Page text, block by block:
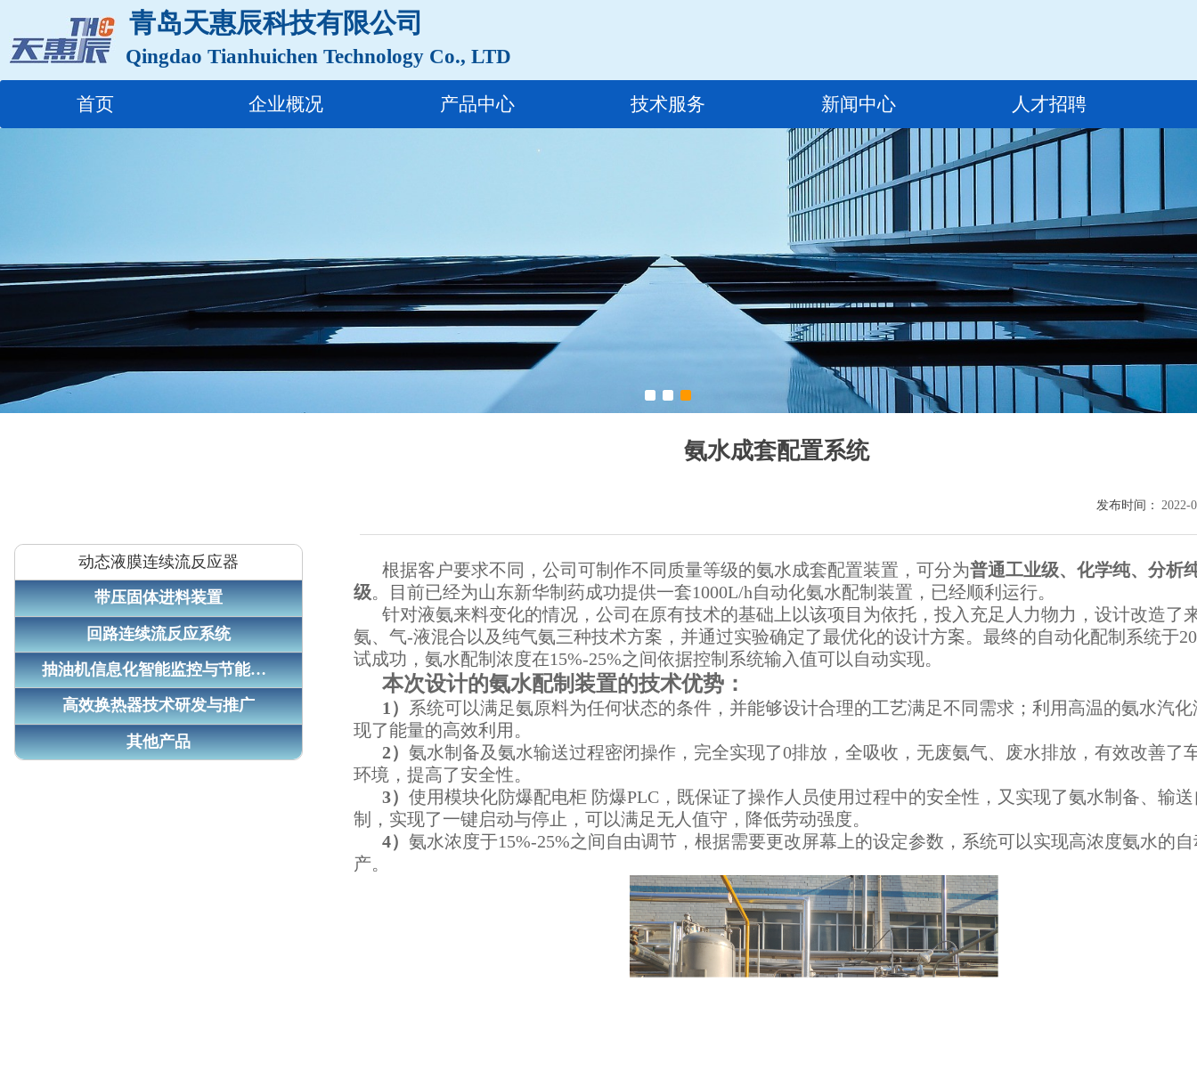
青岛天惠辰科技有限公司
Qingdao Tianhuichen Technology Co., LTD
首页 企业概况 产品中心 技术服务 新闻中心 人才招聘
氨水成套配置系统
发布时间： 2022-
动态液膜连续流反应器
带压固体进料装置
回路连续流反应系统
抽油机信息化智能监控与节能系统
高效换热器技术研发与推广
其他产品
根据客户要求不同，公司可制作不同质量等级的氨水成套配置装置，可分为普通工业级、化学纯、分析
级。目前已经为山东新华制药成功提供一套1000L/h自动化氨水配制装置，已经顺利运行。
针对液氨来料变化的情况，公司在原有技术的基础上以该项目为依托，投入充足人力物力，设计改造了
氨、 气-液混合以及纯气氨三种技术方案，并通过实验确定了最优化的设计方案。 最终的自动化配制系统于
试成功，氨水配制浓度在15%-25%之间依据控制系统输入值可以自动实现。
本次设计的氨水配制装置的技术优势 ：
1） 系统可以满足氨原料为任何状态的条件，并能够设计合理的工艺满足不同需求；利用高温的氨水汽
现了能量的高效利用。
2） 氨水制备及氨水输送过程密闭操作，完全实现了0排放，全吸收，无废氨气、废水排放，有效改善了
环境，提高了安全性。
3） 使用模块化防爆配电柜 防爆PLC，既保证了操作人员使用过程中的安全性，又实现了氨水制备、输
制，实现了一键启动与停止，可以满足无人值守，降低劳动强度。
4） 氨水浓度于15%-25%之间自由调节，根据需要更改屏幕上的设定参数，系统可以实现高浓度氨水的
产。